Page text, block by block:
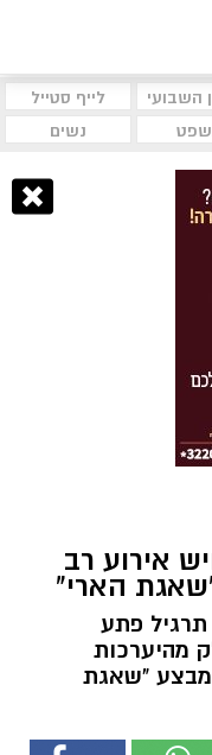
השבועי
לייף סטייל
נשים
אירוע רב
הארי"
פתע
מהיערכות
מבצע "שאגת